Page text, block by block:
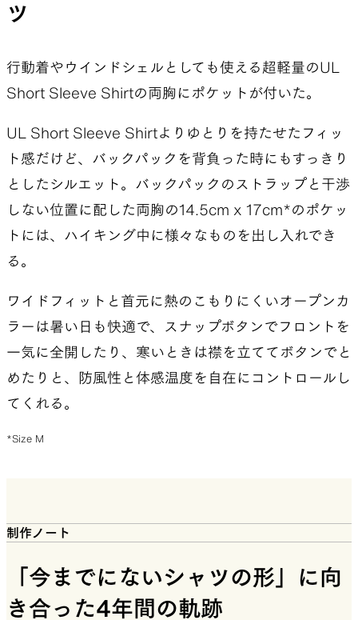
ツ
行動着やウインドシェルとしても使える超軽量のUL
Short Sleeve Shirtの両胸にポケットが付いた。
UL Short Sleeve Shirtよりゆとりを持たせたフィッ
ト感だけど、バックパックを背負った時にもすっきり
としたシルエット。バックパックのストラップと干渉
しない位置に配した両胸の14.5cm x 17cm*のポケッ
トには、ハイキング中に様々なものを出し入れでき
る。
ワイドフィットと首元に熱のこもりにくいオープンカ
ラーは暑い日も快適で、スナップボタンでフロントを
一気に全開したり、寒いときは襟を立ててボタンでと
めたりと、防風性と体感温度を自在にコントロールし
てくれる。
*Size M
制作ノート
「今までにないシャツの形」に向
き合った4年間の軌跡